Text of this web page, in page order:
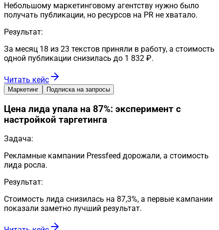
Небольшому маркетинговому агентству нужно было
получать публикации, но ресурсов на PR не хватало.
Результат:
За месяц 18 из 23 текстов приняли в работу, а стоимость
одной публикации снизилась до 1 832 ₽.
Читать кейс
Маркетинг Подписка на запросы
Цена лида упала на 87%: эксперимент с
настройкой таргетинга
Задача:
Рекламные кампании Pressfeed дорожали, а стоимость
лида росла.
Результат:
Стоимость лида снизилась на 87,3%, а первые кампании
показали заметно лучший результат.